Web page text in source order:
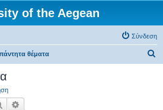
of the Aegean
Σύνδεση
θέματα
Αναζήτηση